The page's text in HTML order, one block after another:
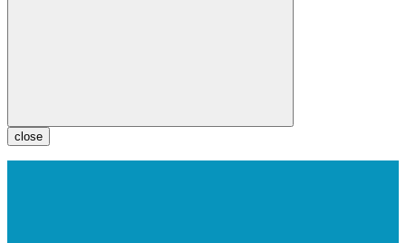
close